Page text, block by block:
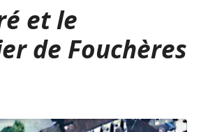
et le
de Fouchères